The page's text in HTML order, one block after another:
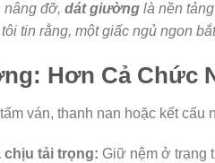
nâng đỡ, dát giường là nền
tin rằng, một giấc ngủ ngon
Hơn Cả Chức
tấm ván, thanh nan hoặc kết
chịu tải trọng: Giữ nệm ở trạng